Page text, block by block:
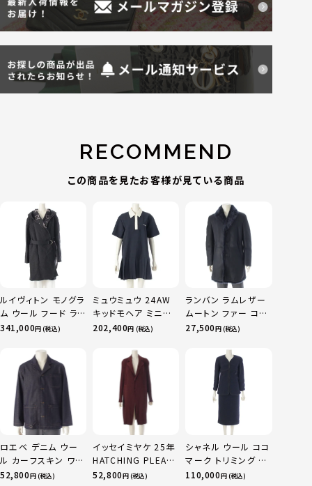
RECOMMEND
この商品を見たお客様が見ている商品
ルイヴィトン モノグラ
ム ウール フード ラッ
プ コート アウター
FJC022NUV グレー
341,000円 (税込)
ミュウミュウ 24AW
キッドモヘア ミニド
レス ヴァージンウー
ート ポロシャツ ワン
ピース MF5613 ネイ
ビー 40
202,400円 (税込)
ランバン ラムレザー
ムートン ファー コー
ト アウター ネイビー
27,500円 (税込)
ロエベ デニム ウー
ル カーフスキン ワー
ク アナグラムレザー
52,800円 (税込)
イッセイミヤケ 25年
HATCHING PLEATS
プリーツ ロング ジャ
52,800円 (税込)
シャネル ウール ココ
マーク トリミング ス
カートセットアップ
110,000円 (税込)